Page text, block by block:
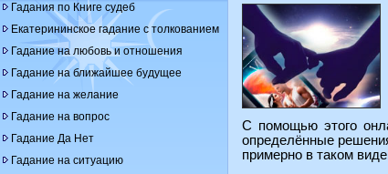
С помощью этого
определённые
примерно в таком
Гадания по Книге судеб
Екатерининское гадание с толкованием
Гадание на любовь и отношения
Гадание на ближайшее будущее
Гадание на желание
Гадание на вопрос
Гадание Да Нет
Гадание на ситуацию